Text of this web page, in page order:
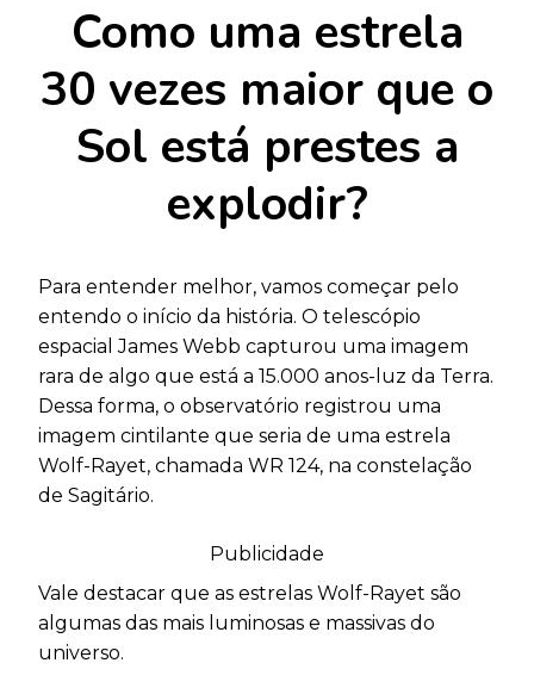
Como uma estrela
30 vezes maior que o
Sol está prestes a
explodir?
Para entender melhor, vamos começar pelo
entendo o início da história. O telescópio
espacial James Webb capturou uma imagem
rara de algo que está a 15.000 anos-luz da Terra.
Dessa forma, o observatório registrou uma
imagem cintilante que seria de uma estrela
Wolf-Rayet, chamada WR 124, na constelação
de Sagitário.
Publicidade
Vale destacar que as estrelas Wolf-Rayet são
algumas das mais luminosas e massivas do
universo.